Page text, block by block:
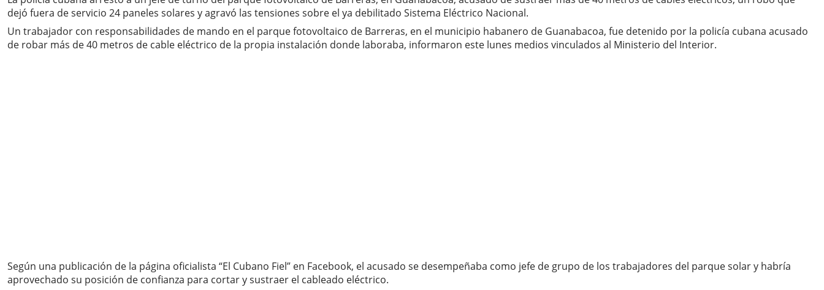
dejó fuera de servicio 24 paneles solares y agravó las tensiones sobre el ya debilitado Sistema Eléctrico Nacional.
Un trabajador con responsabilidades de mando en el parque fotovoltaico de Barreras, en el municipio habanero de Guanabacoa, fue detenido por la policía cubana acusado
de robar más de 40 metros de cable eléctrico de la propia instalación donde laboraba, informaron este lunes medios vinculados al Ministerio del Interior.
Según una publicación de la página oficialista “El Cubano Fiel” en Facebook, el acusado se desempeñaba como jefe de grupo de los trabajadores del parque solar y habría
aprovechado su posición de confianza para cortar y sustraer el cableado eléctrico.